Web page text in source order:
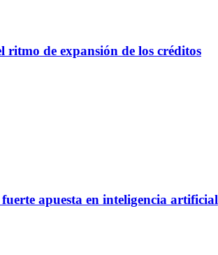
ritmo de expansión de los créditos
apuesta en inteligencia artificial